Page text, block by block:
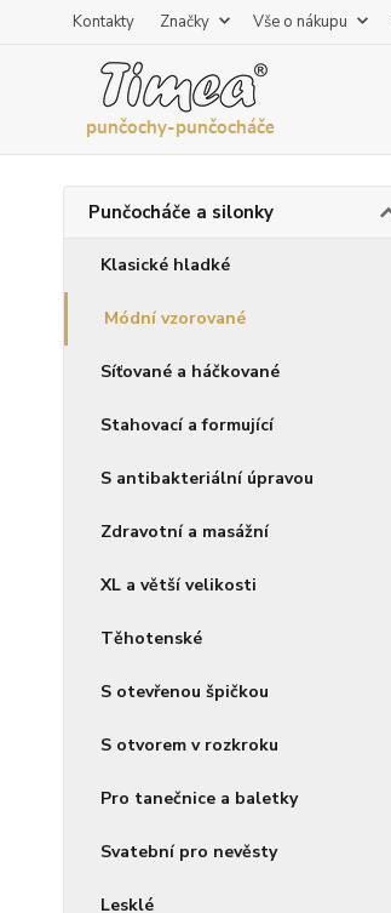
Kontakty Značky Vše o nákupu
Punčocháče a silonky
Klasické hladké
Módní vzorované
Síťované a háčkované
Stahovací a formující
S antibakteriální úpravou
Zdravotní a masážní
XL a větší velikosti
Těhotenské
S otevřenou špičkou
S otvorem v rozkroku
Pro tanečnice a baletky
Svatební pro nevěsty
Lesklé